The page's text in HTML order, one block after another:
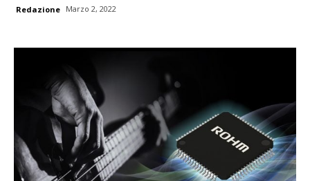
Redazione Marzo 2, 2022